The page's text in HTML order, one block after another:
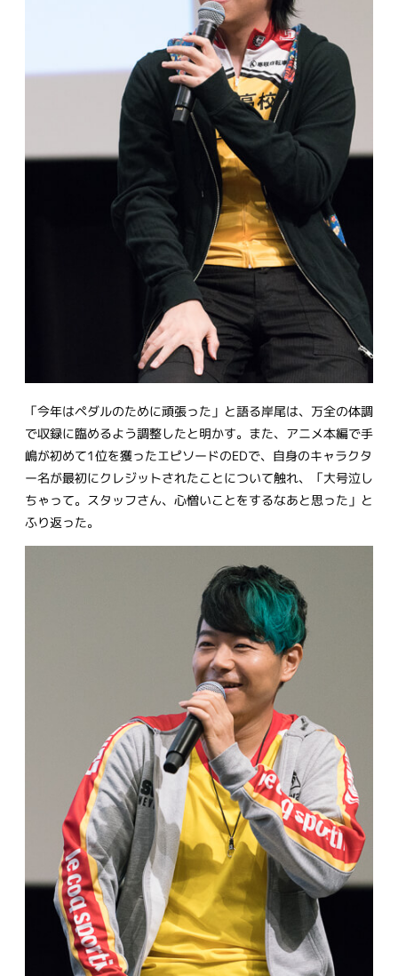
「今年はペダルのために頑張った」と語る岸尾は、万全の体調
で収録に臨めるよう調整したと明かす。また、アニメ本編で手
嶋が初めて1位を獲ったエピソードのEDで、自身のキャラクタ
ー名が最初にクレジットされたことについて触れ、「大号泣し
ちゃって。スタッフさん、心憎いことをするなあと思った」と
ふり返った。